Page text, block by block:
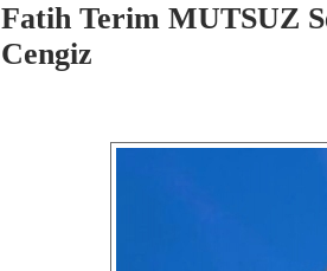
Fatih Terim MUTSUZ
Cengiz